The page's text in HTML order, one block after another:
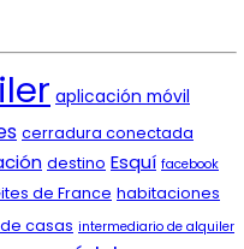
aplicación móvil
cerradura conectada
destino Esquí facebook
de France habitaciones
casas intermediario de alquiler